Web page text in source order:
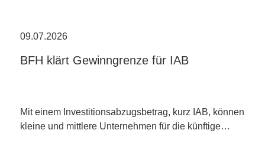
09.07.2026
BFH klärt Gewinngrenze für IAB
Mit einem Investitionsabzugsbetrag, kurz IAB, können
kleine und mittlere Unternehmen für die künftige…